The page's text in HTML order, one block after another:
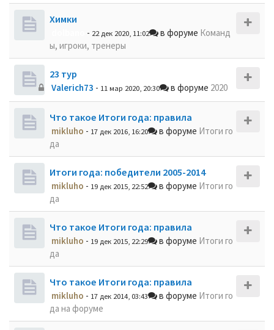
Химки
- 22 дек 2020, 11:02 в форуме Команд
ы, игроки, тренеры
23 тур
Valerich73 - 11 мар 2020, 20:30 в форуме 2020
Что такое Итоги года: правила
mikluho - 17 дек 2016, 16:20 в форуме Итоги го
да
Итоги года: победители 2005-2014
mikluho - 19 дек 2015, 22:52 в форуме Итоги го
да
Что такое Итоги года: правила
mikluho - 19 дек 2015, 22:29 в форуме Итоги го
да
Что такое Итоги года: правила
mikluho - 17 дек 2014, 03:43 в форуме Итоги го
да на форуме